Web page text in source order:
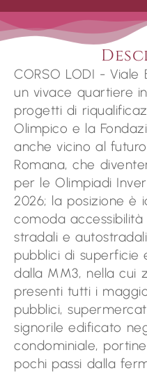
CORSO LODI - Viale
un vivace quartiere
progetti di
Olimpico e la
anche vicino al
Romana, che
per le Olimpiadi
2026; la posizione è
comoda
stradali e
pubblici di superficie
dalla MM3, nella cui
presenti tutti i
pubblici,
signorile edificato
condominiale,
pochi passi dalla